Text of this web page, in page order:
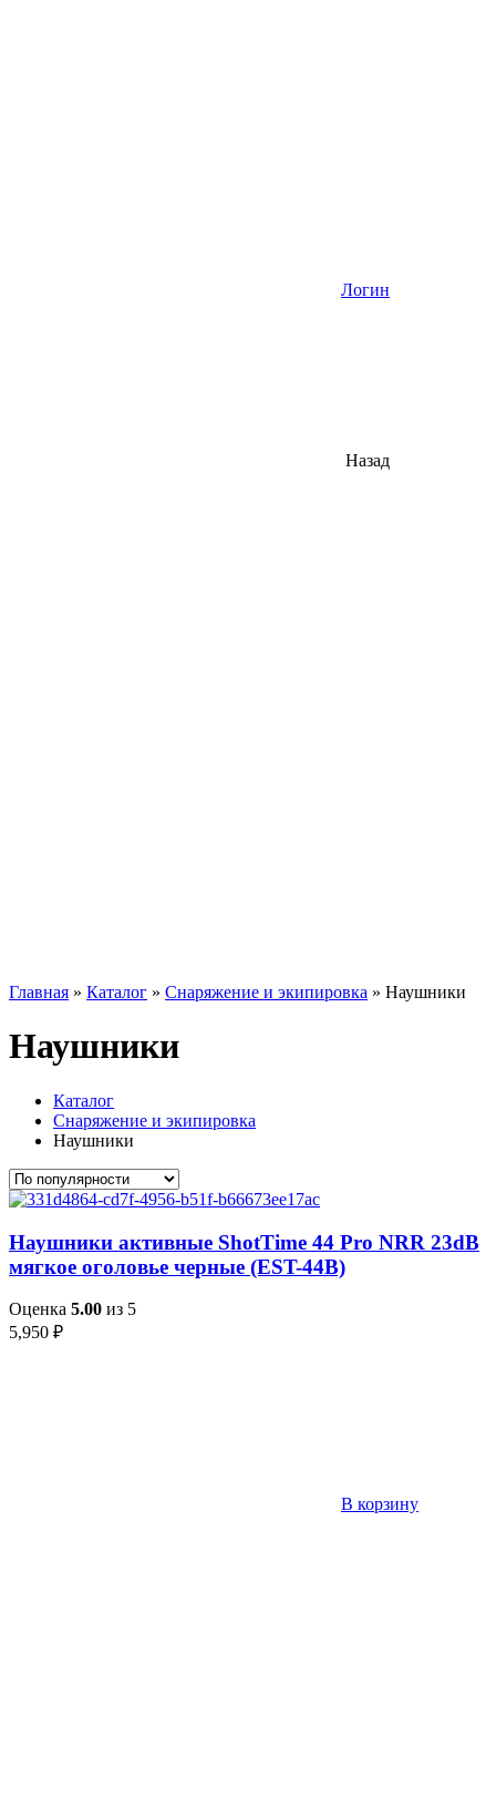
Логин
Назад
Главная » Каталог » Снаряжение и экипировка » Наушники
Наушники
Каталог
Снаряжение и экипировка
Наушники
Наушники активные ShotTime 44 Pro NRR 23dB
мягкое оголовье черные (EST-44B)
Оценка 5.00 из 5
5,950 ₽
В корзину